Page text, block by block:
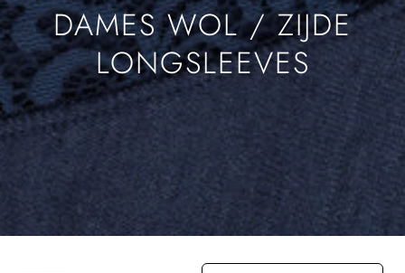
V
E
R
Z
A
DAMES WOL / ZIJDE
LONGSLEEVES